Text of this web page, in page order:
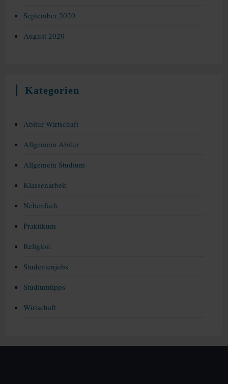
September 2020
August 2020
Kategorien
Abitur Wirtschaft
Allgemein Abitur
Allgemein Studium
Klassenarbeit
Nebenfach
Praktikum
Religion
Studentenjobs
Studiumtipps
Wirtschaft